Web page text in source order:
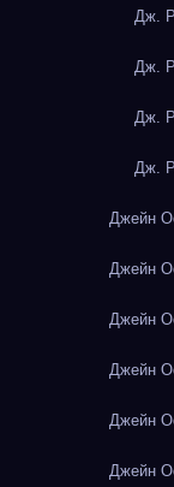
Дж.
Дж.
Дж.
Дж.
Джейн
Джейн
Джейн
Джейн
Джейн
Джейн